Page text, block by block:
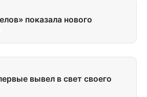
показала нового
вывел в свет своего